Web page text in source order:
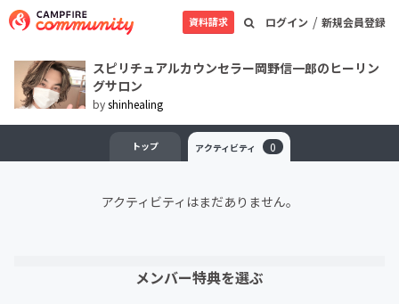
ログイン / 新規会員登録
資料請求
スピリチュアルカウンセラー岡野信一郎のヒーリン
グサロン
byshinhealing
トップ アクティビティ 0
アクティビティはまだありません。
メンバー特典を選ぶ